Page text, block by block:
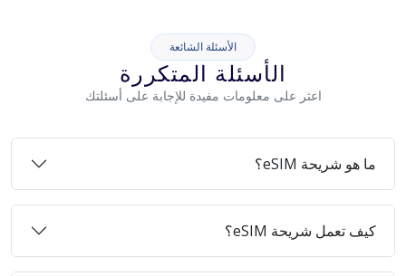
الأسئلة الشائعة
الأسئلة المتكررة
اعثر على معلومات مفيدة للإجابة على أسئلتك
ما هو شريحة eSIM؟
كيف تعمل شريحة eSIM؟